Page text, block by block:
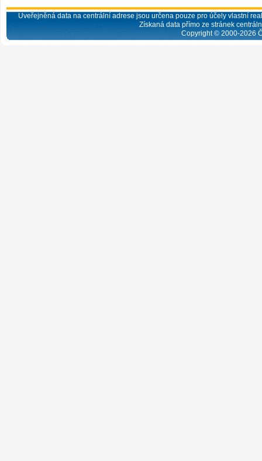
Uveřejněná data na centrální adrese jsou určena pouze pro účely vlastní
Získaná data přímo ze stránek
Copyright © 2000-2026